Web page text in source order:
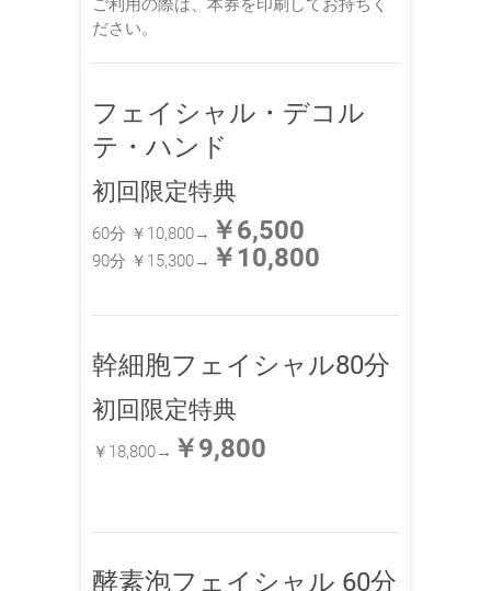
ご利用の際は、本券を印刷してお持ちく
ださい。
フェイシャル・デコル
テ・ハンド
初回限定特典
60分 ￥10,800→ ￥6,500
90分 ￥15,300→ ￥10,800
幹細胞フェイシャル80分
初回限定特典
￥18,800→ ￥9,800
酵素泡フェイシャル 60分